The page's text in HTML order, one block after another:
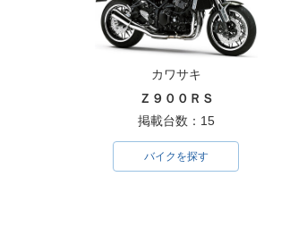
カワサキ
Ｚ９００ＲＳ
掲載台数：15
バイクを探す